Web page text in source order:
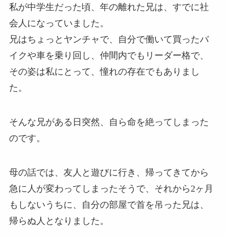
私が中学生だった頃、年の離れた兄は、すでに社
会人になっていました。
兄はちょっとヤンチャで、自分で働いて買ったバ
イクや車を乗り回し、仲間内でもリーダー格で、
その姿は私にとって、憧れの存在でもありまし
た。
そんな兄がある日突然、自ら命を絶ってしまった
のです。
母の話では、友人と遊びに行き、帰ってきてから
急に人が変わってしまったそうで、それから2ヶ月
もしないうちに、自分の部屋で首を吊った兄は、
帰らぬ人となりました。